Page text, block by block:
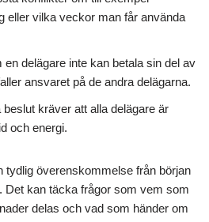
eller vilka veckor man får använda
en delägare inte kan betala sin del av
ansvaret på de andra delägarna.
beslut kräver att alla delägare är
och energi.
tydlig överenskommelse från början
Det kan täcka frågor som vem som
delas och vad som händer om